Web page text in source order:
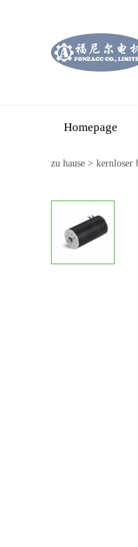
Homepage
zu hause > kernloser